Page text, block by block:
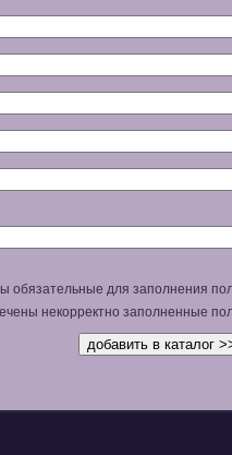
обязательные для заполнения
некорректно заполненные